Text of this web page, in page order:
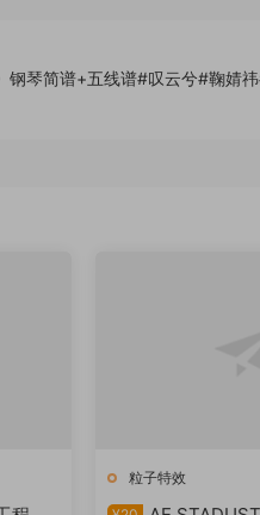
钢琴简谱+五线谱#叹云兮#鞠婧
粒子特效